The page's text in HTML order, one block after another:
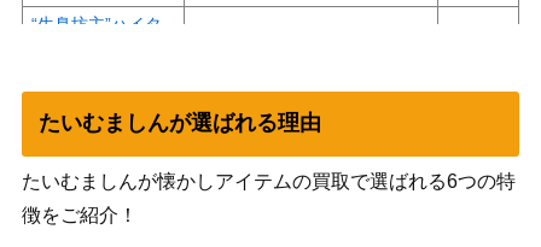
“生臭坊主”ハイタ
“お花大好き純粋少
08-001SP】
ブシロード
真っ直ぐな想い(5
たいむましんが選ばれる理由
たいむましんが懐かしアイテムの買取で選ばれる6つの特
徴をご紹介！